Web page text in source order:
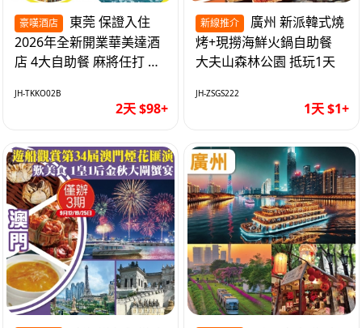
豪嘆酒店
2026年全新開業華美達酒
店 4大自助餐 麻將任打 抵
JH-TKKO02B
2天 $98+
新線推介
烤+現撈海鮮火鍋自助餐
大夫山森林公園 抵玩1天
JH-ZSGS222
1天 $1+